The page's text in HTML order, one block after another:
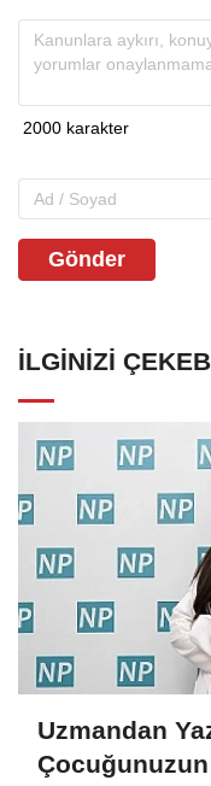
Gönder
İLGINIZI
Uzmandan
Çocuğunuzun